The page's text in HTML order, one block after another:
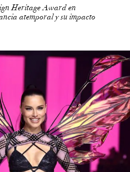
Heritage Award en
atemporal y su impacto